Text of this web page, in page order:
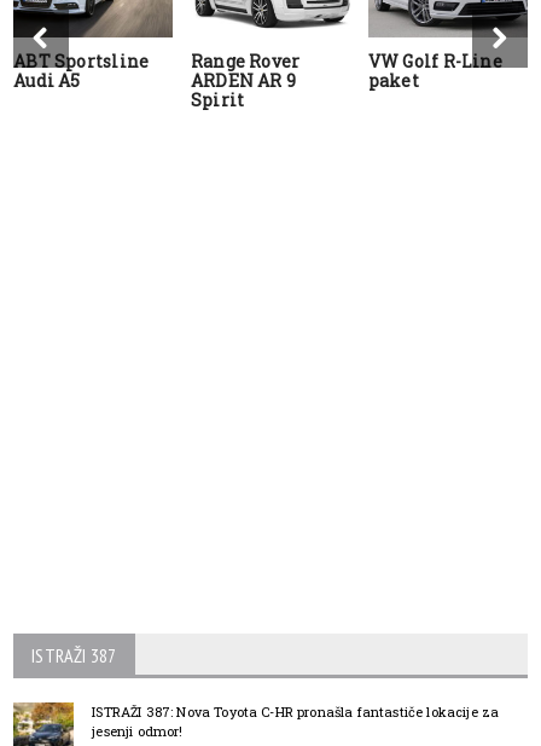
ABT Sportsline
Audi A5
Range Rover
ARDEN AR 9
Spirit
VW Golf R-Line
paket
ISTRAŽI 387
ISTRAŽI 387: Nova Toyota C-HR pronašla fantastiče lokacije za
jesenji odmor!